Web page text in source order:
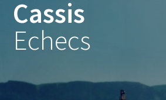
Cassis
Echecs